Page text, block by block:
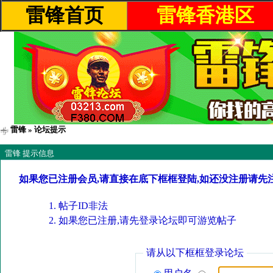
雷锋首页 雷锋香港区
雷锋 » 论坛提示
雷锋 提示信息
如果您已注册会员,请直接在底下框框登陆,如还没注册请先
帖子ID非法
如果您已注册,请先登录论坛即可游览帖子
请从以下框框登录论坛